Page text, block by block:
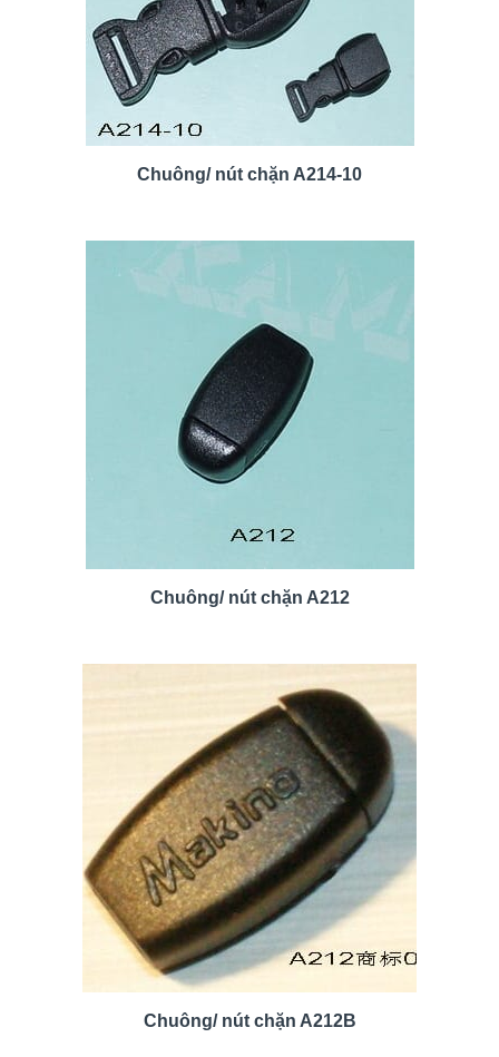
Chuông/ nút chặn A214-10
Chuông/ nút chặn A212
Chuông/ nút chặn A212B